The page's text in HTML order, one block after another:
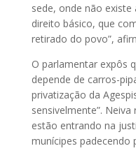
sede, onde não existe
direito básico, que
retirado do povo”,
O parlamentar expôs
depende de carros-
privatização da
sensivelmente”.
estão entrando na
munícipes padecendo